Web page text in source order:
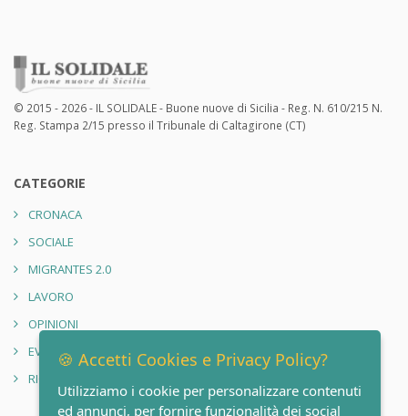
© 2015 - 2026 - IL SOLIDALE - Buone nuove di Sicilia - Reg. N. 610/215 N.
Reg. Stampa 2/15 presso il Tribunale di Caltagirone (CT)
CATEGORIE
CRONACA
SOCIALE
MIGRANTES 2.0
LAVORO
OPINIONI
EVENTI
RIONE SANITÀ 2.0
🍪 Accetti Cookies e Privacy Policy?
Utilizziamo i cookie per personalizzare contenuti
ed annunci, per fornire funzionalità dei social